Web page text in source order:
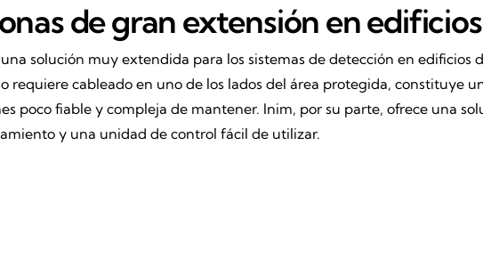
de gran extensión en edificios
solución muy extendida para los sistemas de detección en edificios
requiere cableado en uno de los lados del área protegida, constituye
poco fiable y compleja de mantener. Inim, por su parte, ofrece una
y una unidad de control fácil de utilizar.